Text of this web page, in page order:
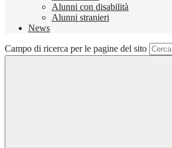
Alunni con disabilità
Alunni stranieri
News
Campo di ricerca per le pagine del sito